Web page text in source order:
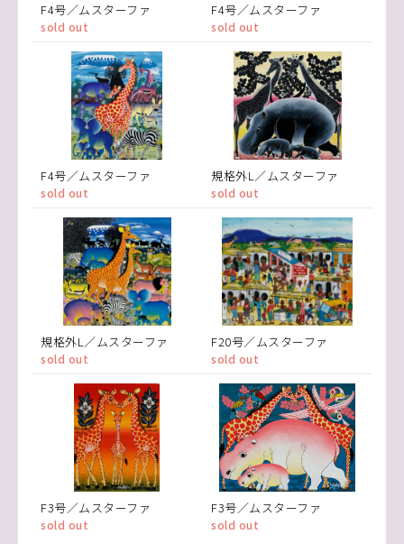
F4号／ムスターファ
sold out
F4号／ムスターファ
sold out
F4号／ムスターファ
sold out
規格外L／ムスターファ
sold out
規格外L／ムスターファ
sold out
F20号／ムスターファ
sold out
F3号／ムスターファ
sold out
F3号／ムスターファ
sold out